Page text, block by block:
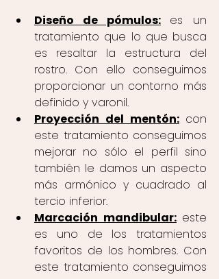
Diseño de pómulos:
es un
tratamiento que lo que busca
es resaltar la estructura del
rostro. Con ello conseguimos
proporcionar un contorno más
definido y varonil.
Proyección del mentón: con
este tratamiento conseguimos
mejorar no sólo el perfil sino
también le damos un aspecto
más armónico y cuadrado al
tercio inferior.
Marcación mandibular: este
es uno de los tratamientos
favoritos de los hombres. Con
este tratamiento conseguimos